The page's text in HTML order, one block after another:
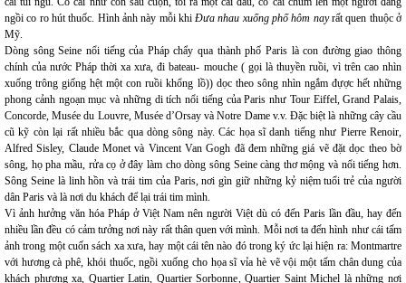
ngồi co ro hút thuốc. Hình ảnh này mỗi khiĐưa nhau xuống phố hôm nayrất quen thuộc ở
Mỹ.
Dòng sông Seine nổi tiếng của Pháp chẩy qua thành phố Paris là con đường giao thông
chính của nước Pháp thời xa xưa, đi bateau- mouche ( gọi là thuyền ruồi, vì trên cao nhìn
xuống trông giống hệt một con ruồi khổng lồ)) dọc theo sông nhìn ngắm đựợc hết những
phong cảnh ngoạn mục và những di tích nổi tiếng của Paris như Tour Eiffel, Grand Palais,
Concorde, Musée du Louvre, Musée d’Orsay và Notre Dame v.v. Đặc biệt là những cây cầu
cũ kỹ còn lại rất nhiều bắc qua dòng sông này. Các họa sĩ danh tiếng như Pierre Renoir,
Alfred Sisley, Claude Monet và Vincent Van Gogh đã đem những giá vẽ đặt dọc theo bờ
sông, họ pha mầu, rửa cọ ở đây làm cho dòng sông Seine càng thơ mộng và nổi tiếng hơn.
Sông Seine là linh hồn và trái tim của Paris, nơi gìn giữ những kỷ niệm tuổi trẻ của người
dân Paris và là nơi du khách để lại trái tim mình.
Vì ảnh hưởng văn hóa Pháp ở Việt Nam nên người Việt dù có đến Paris lần đầu, hay đến
nhiều lần đều có cảm tưởng nơi này rất thân quen với mình. Mỗi nơi ta đến hình như cái tấm
ảnh trong một cuốn sách xa xưa, hay một cái tên nào đó trong ký ức lại hiện ra: Montmartre
với hương cà phê, khói thuốc, ngồi xuống cho họa sĩ vỉa hè vẽ vội một tấm chân dung của
khách phương xa, Quartier Latin, Quartier Sorbonne, Quartier Saint Michel là những nơi